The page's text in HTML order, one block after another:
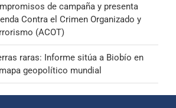
de campaña y presenta
Contra el Crimen Organizado y
(ACOT)
raras: Informe sitúa a Biobío en
geopolítico mundial